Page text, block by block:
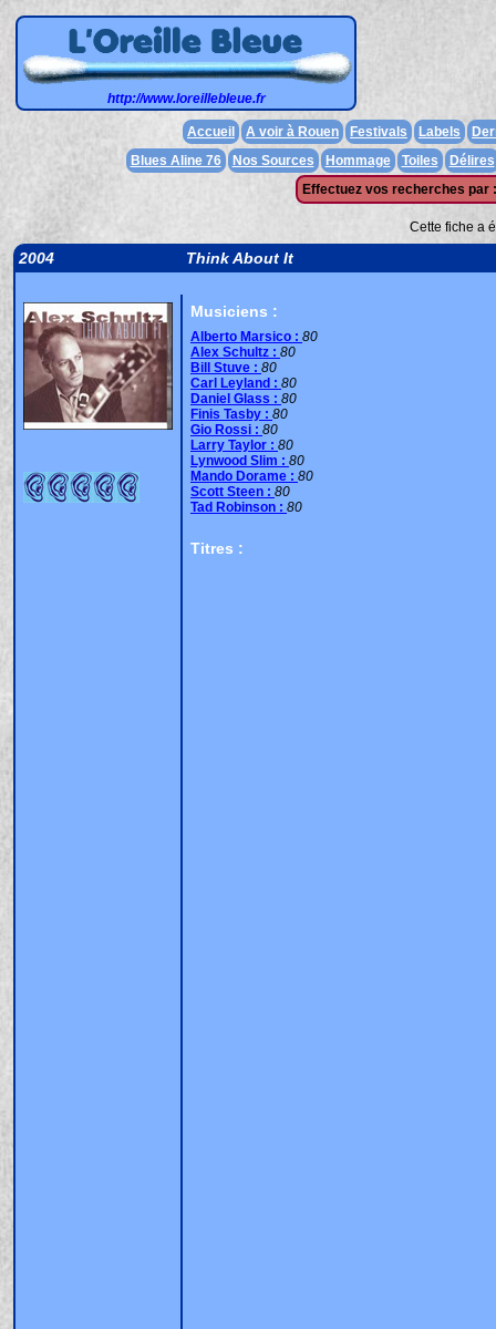
http://www.loreillebleue.fr
Accueil A voir à Rouen Festivals Labels
Blues Aline 76
Nos Sources Hommage Toiles
Délires
Effectuez vos recherches par :
Cette fiche a
2004 Think About It
Musiciens :
Alberto Marsico : 80
Alex Schultz : 80
Bill Stuve : 80
Carl Leyland : 80
Daniel Glass : 80
Finis Tasby : 80
Gio Rossi : 80
Larry Taylor : 80
Lynwood Slim : 80
Mando Dorame : 80
Scott Steen : 80
Tad Robinson : 80
Titres :